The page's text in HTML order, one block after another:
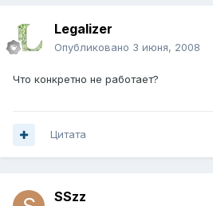
Legalizer
Опубликовано 3 июня, 2008
Что конкретно не работает?
Цитата
SSzz